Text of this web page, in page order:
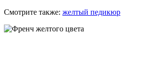
Смотрите также: желтый педикюр